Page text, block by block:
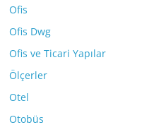
Ofis
Ofis Dwg
Ofis ve Ticari Yapılar
Ölçerler
Otel
Otobüs